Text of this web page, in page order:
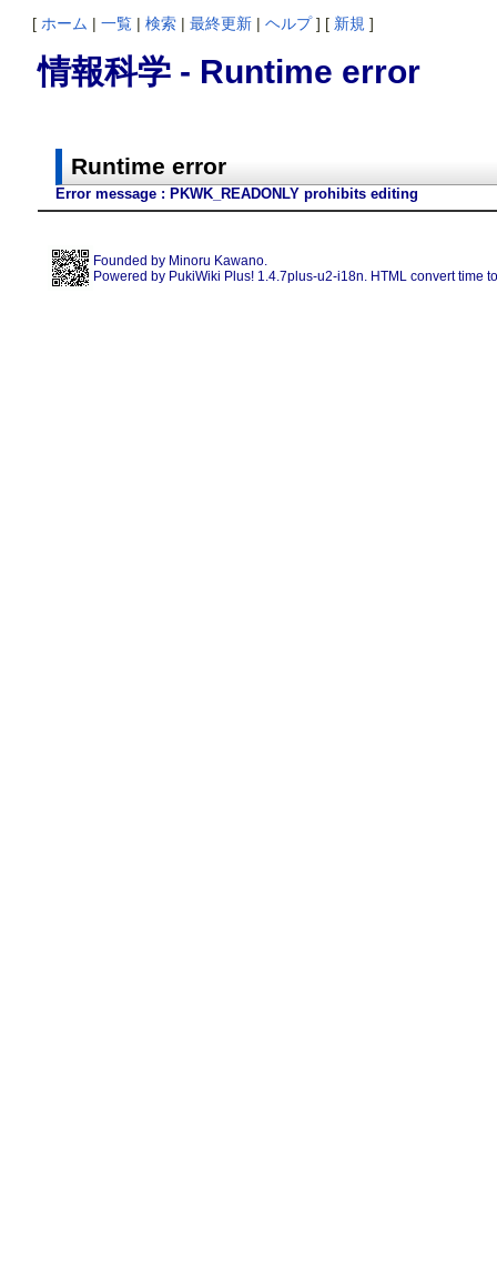
[ ホーム | 一覧 | 検索 | 最終更新 | ヘルプ] [ 新規 ]
情報科学 - Runtime error
Runtime error
Error message : PKWK_READONLY prohibits editing
Founded by Minoru Kawano.
Powered by PukiWiki Plus! 1.4.7plus-u2-i18n. HTML convert time